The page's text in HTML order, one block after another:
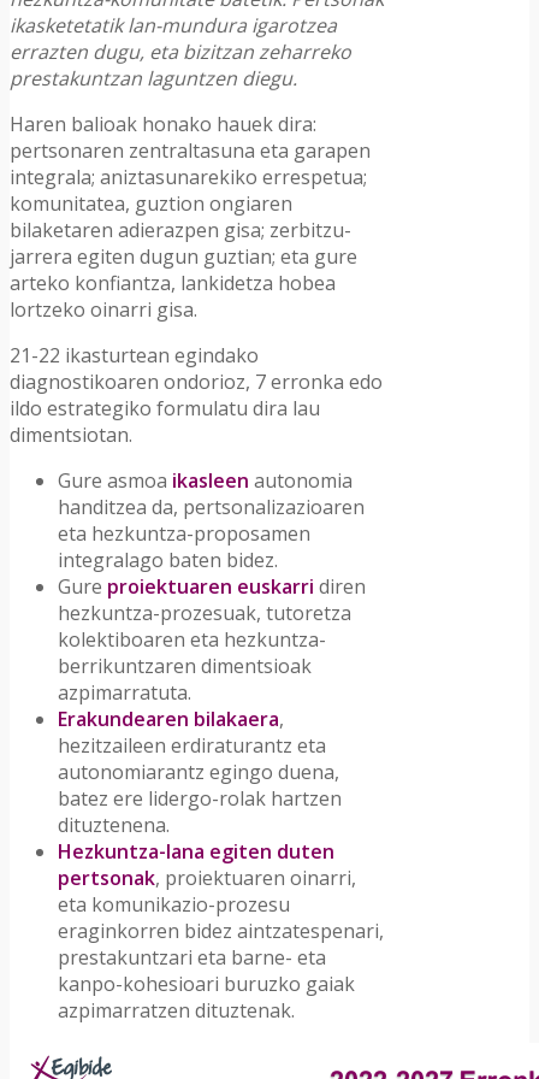
ikasketetatik lan-mundura igarotzea
errazten dugu, eta bizitzan zeharreko
prestakuntzan laguntzen diegu.
Haren balioak honako hauek dira:
pertsonaren zentraltasuna eta garapen
integrala; aniztasunarekiko errespetua;
komunitatea, guztion ongiaren
bilaketaren adierazpen gisa; zerbitzu-
jarrera egiten dugun guztian; eta gure
arteko konfiantza, lankidetza hobea
lortzeko oinarri gisa.
21-22 ikasturtean egindako
diagnostikoaren ondorioz, 7 erronka edo
ildo estrategiko formulatu dira lau
dimentsiotan.
Gure asmoa ikasleen autonomia
handitzea da, pertsonalizazioaren
eta hezkuntza-proposamen
integralago baten bidez.
Gure proiektuaren euskarri diren
hezkuntza-prozesuak, tutoretza
kolektiboaren eta hezkuntza-
berrikuntzaren dimentsioak
azpimarratuta.
Erakundearen bilakaera,
hezitzaileen erdiraturantz eta
autonomiarantz egingo duena,
batez ere lidergo-rolak hartzen
dituztenena.
Hezkuntza-lana egiten duten
pertsonak, proiektuaren oinarri,
eta komunikazio-prozesu
eraginkorren bidez aintzatespenari,
prestakuntzari eta barne- eta
kanpo-kohesioari buruzko gaiak
azpimarratzen dituztenak.